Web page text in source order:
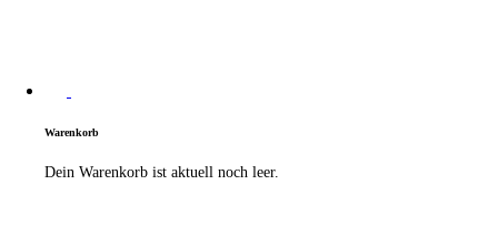
Warenkorb
Dein Warenkorb ist aktuell noch leer.